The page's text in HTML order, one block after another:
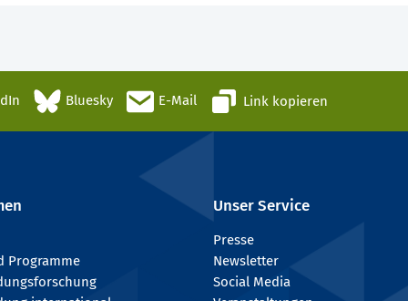
Bluesky E-Mail Link kopieren
Programme
Unser Service
Presse
Newsletter
Social Media